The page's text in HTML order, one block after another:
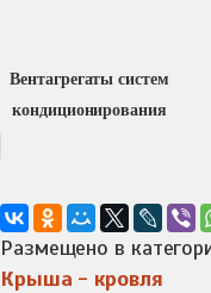
Вентагрегаты систем
кондиционирования
Размещено в
Крыша - кровля